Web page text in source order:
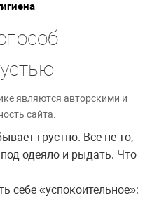
являются авторскими и
сайта.
грустно. Все не то,
под одеяло и рыдать. Что
себе «успокоительное»: